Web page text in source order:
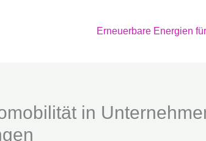
Erneuerbare Energien
in